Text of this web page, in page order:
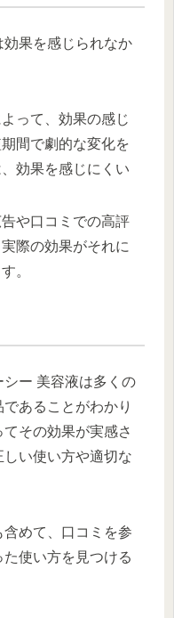
果を感じられなか
って、効果の感じ
間で劇的な変化を
効果を感じにくい
や口コミでの高評
際の効果がそれに
。
ー 美容液は多くの
あることがわかり
その効果が実感さ
い使い方や適切な
めて、口コミを参
使い方を見つける